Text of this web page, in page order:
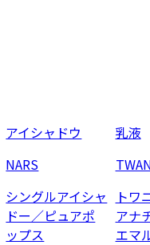
アイシャドウ
NARS
シングルアイシャ
ドー／ピュアポ
ップス
乳液
ト
アナ
エマ